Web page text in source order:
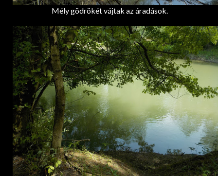
Mély gödrökét vájtak az áradások.